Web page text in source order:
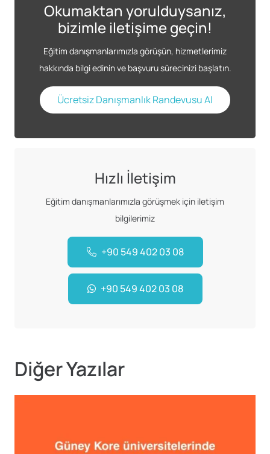
Okumaktan yorulduysanız,
bizimle iletişime geçin!
Eğitim danışmanlarımızla görüşün, hizmetlerimiz
hakkında bilgi edinin ve başvuru sürecinizi başlatın.
Ücretsiz Danışmanlık Randevusu Al
Hızlı İletişim
Eğitim danışmanlarımızla görüşmek için iletişim
bilgilerimiz
+90 549 402 03 08
+90 549 402 03 08
Diğer Yazılar